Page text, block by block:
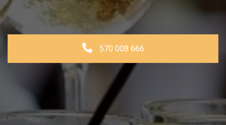
570 008 666